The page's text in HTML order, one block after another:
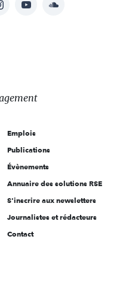
Emplois
Publications
Évènements
Annuaire des solutions RSE
S'inscrire aux newsletters
Journalistes et rédacteurs
Contact